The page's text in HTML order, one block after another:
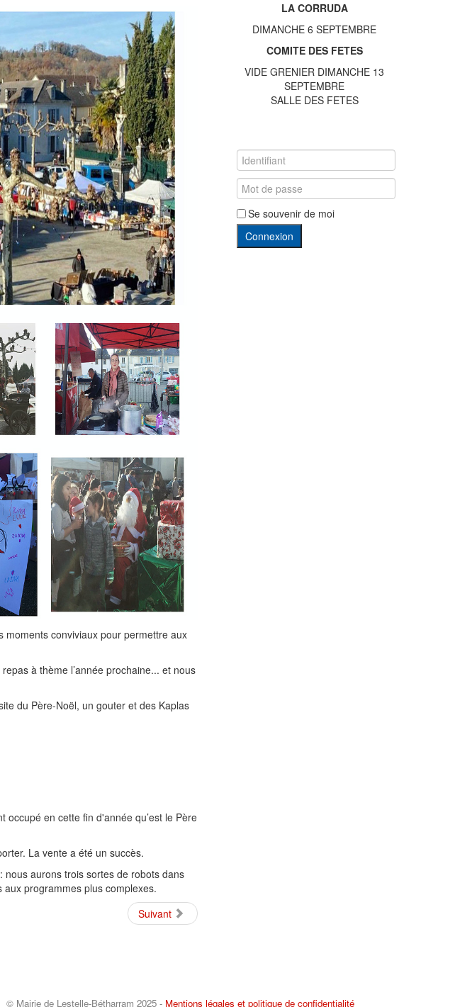
moments conviviaux pour permettre aux
à thème l’année prochaine... et nous
du Père-Noël, un gouter et des Kaplas
en cette fin d'année qu’est le Père
La vente a été un succès.
nous aurons trois sortes de robots dans
programmes plus complexes.
Suivant
LA CORRUDA
DIMANCHE 6 SEPTEMBRE
COMITE DES FETES
VIDE GRENIER DIMANCHE 13
SEPTEMBRE
SALLE DES FETES
Se souvenir de moi
Connexion
© Mairie de Lestelle-Bétharram 2025 - Mentions légales et politique de confidentialité